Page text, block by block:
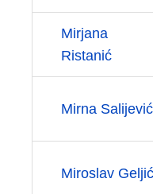
Mirjana
Ristanić
Mirna Salijević
Miroslav Geljić